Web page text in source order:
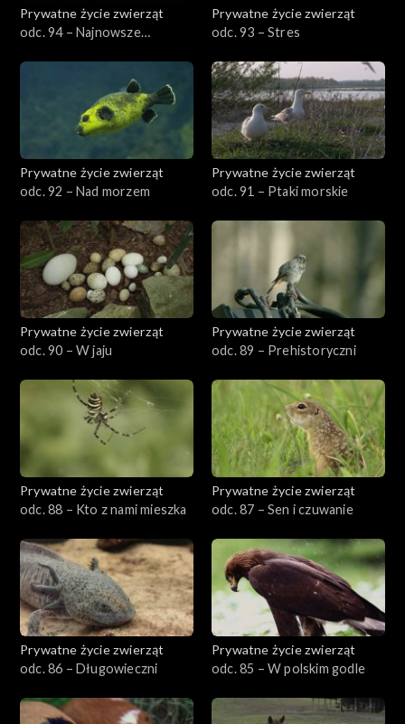
Prywatne życie zwierząt
odc. 94 – Najnowsze
Prywatne życie zwierząt
odc. 93 – Stres
Prywatne życie zwierząt
odc. 92 – Nad morzem
Prywatne życie zwierząt
odc. 91 – Ptaki morskie
Prywatne życie zwierząt
odc. 90 – W jaju
Prywatne życie zwierząt
odc. 89 – Prehistoryczni
Prywatne życie zwierząt
odc. 88 – Kto z nami mieszka
Prywatne życie zwierząt
odc. 87 – Sen i czuwanie
Prywatne życie zwierząt
odc. 86 – Długowieczni
Prywatne życie zwierząt
odc. 85 – W polskim godle